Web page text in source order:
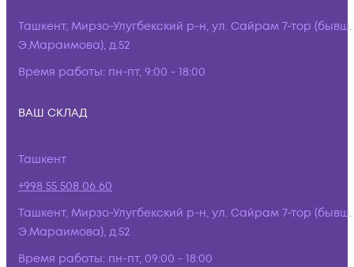
Ташкент, Мирзо-Улугбекский р-н, ул. Сайрам 7-тор (бывш.
Э.Мараимова), д.52
Время работы: пн-пт, 9:00 - 18:00
ВАШ СКЛАД
Ташкент
+998 55 508 06 60
Ташкент, Мирзо-Улугбекский р-н, ул. Сайрам 7-тор (бывш.
Э.Мараимова), д.52
Время работы: пн-пт, 09:00 - 18:00